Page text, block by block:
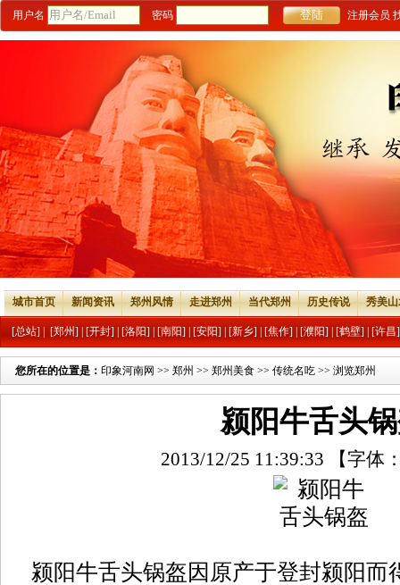
用户名 密码 注册会员
城市首页 新闻资讯 郑州风情 走进郑州 当代郑州 历史传说 秀美
[总站] [郑州] [开封] [洛阳] [南阳] [安阳] [新乡] [焦作] [濮阳] [鹤壁] [许昌]
您所在的位置是： 印象河南网 >> 郑州 >> 郑州美食 >> 传统名吃 >> 浏览郑州
颍阳牛舌头
2013/12/25 11:39:33 【字体
颍阳牛舌头锅盔因原产于登封颍阳而